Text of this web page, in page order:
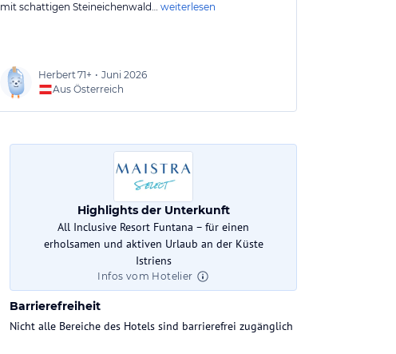
mit schattigen Steineichenwald… weiterlesen
Herbert71+ • Juni 2026
Aus Österreich
Highlights der Unterkunft
All Inclusive Resort Funtana – für einen
erholsamen und aktiven Urlaub an der Küste
Istriens
Infos vom Hotelier
Check-In
Check-Out
bis 10:00 Uhr
Barrierefreiheit
Nicht alle Bereiche des Hotels sind barrierefrei zugänglich